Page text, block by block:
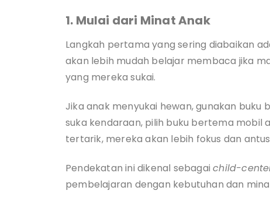
1. Mulai dari Minat Anak
Langkah pertama yang sering diabaikan
akan lebih mudah belajar membaca jika
yang mereka sukai.
Jika anak menyukai hewan, gunakan
suka kendaraan, pilih buku bertema mobil
tertarik, mereka akan lebih fokus dan
Pendekatan ini dikenal sebagaichild-
pembelajaran dengan kebutuhan dan